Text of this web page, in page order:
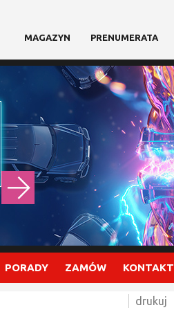
MAGAZYN PRENUMERATA
PORADY ZAMÓW KONTAKT
drukuj